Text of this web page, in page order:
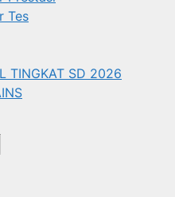
Tes
TINGKAT SD 2026